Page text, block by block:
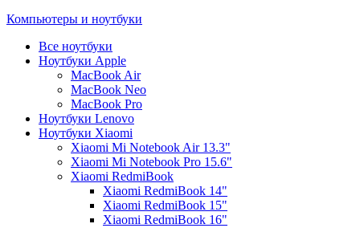
Компьютеры и ноутбуки
Все ноутбуки
Ноутбуки Apple
MacBook Air
MacBook Neo
MacBook Pro
Ноутбуки Lenovo
Ноутбуки Xiaomi
Xiaomi Mi Notebook Air 13.3"
Xiaomi Mi Notebook Pro 15.6"
Xiaomi RedmiBook
Xiaomi RedmiBook 14"
Xiaomi RedmiBook 15"
Xiaomi RedmiBook 16"